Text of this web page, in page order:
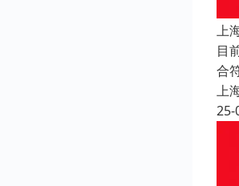
上
目
合
上
25-